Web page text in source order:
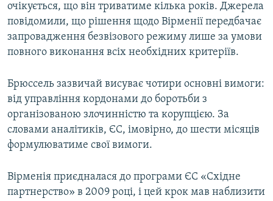
очікується, що він триватиме кілька років. Джерела
повідомили, що рішення щодо Вірменії передбачає
запровадження безвізового режиму лише за умови
повного виконання всіх необхідних критеріїв.
Брюссель зазвичай висуває чотири основні вимоги:
від управління кордонами до боротьби з
організованою злочинністю та корупцією. За
словами аналітиків, ЄС, імовірно, до шести місяців
формулюватиме свої вимоги.
Вірменія приєдналася до програми ЄС «Східне
партнерство» в 2009 році, і цей крок мав наблизити